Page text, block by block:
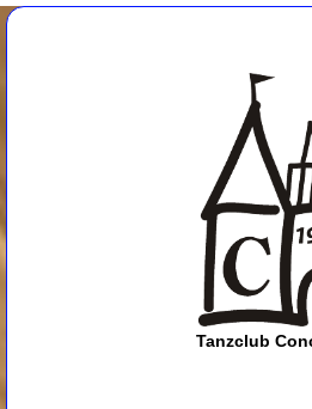
Tanzclub